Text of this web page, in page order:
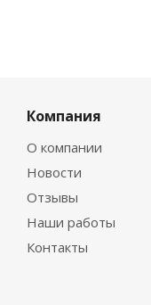
Компания
О компании
Новости
Отзывы
Наши работы
Контакты